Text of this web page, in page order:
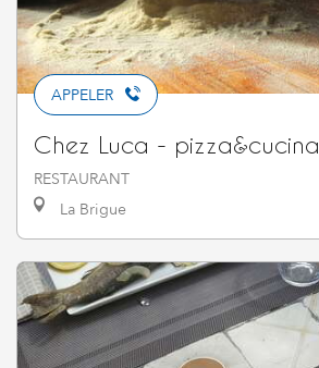
APPELER
Chez Luca - pizza&cucina
RESTAURANT
La Brigue